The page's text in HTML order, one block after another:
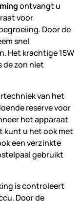
ontvangt u
voor
Door de
snel
Het krachtige 15W
de zon niet
van het
reserve voor
het apparaat
kunt u het ook met
een verzinkte
gebruikt
is controleert
Door de